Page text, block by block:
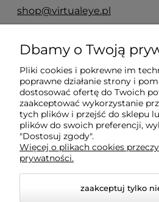
shop@virtualeye.pl
Moje konto
Płatności i dostawa
Informacje
O nas
Dbamy o Twoją
Pliki cookies i pokrewne im
poprawne działanie strony i
dostosować ofertę do Twoich
zaakceptować wykorzystanie
tych plików i przejść do sklepu
plików do swoich preferencji,
"Dostosuj zgody".
Więcej o plikach cookies
prywatności.
zaakceptuj tylko